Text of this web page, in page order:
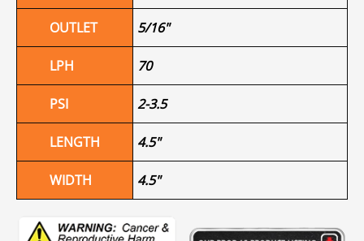
OUTLET 5/16"
LPH 70
PSI 2-3.5
LENGTH 4.5"
WIDTH 4.5"